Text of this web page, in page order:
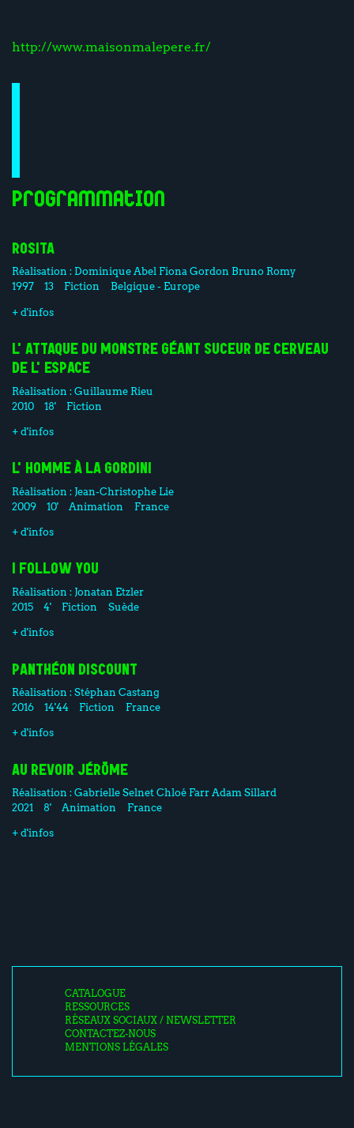
http://www.maisonmalepere.fr/
Programmation
ROSITA
Réalisation : Dominique Abel Fiona Gordon Bruno Romy
1997
13 Fiction Belgique - Europe
+ d'infos
L'ATTAQUE DU MONSTRE GÉANT SUCEUR DE CERVEAU
DE L'ESPACE
Réalisation :Guillaume Rieu
2010
18' Fiction
+ d'infos
L'HOMME À LA GORDINI
Réalisation : Jean-Christophe Lie
2009
10' Animation France
+ d'infos
I FOLLOW YOU
Réalisation : Jonatan Etzler
2015
4' Fiction Suède
+ d'infos
PANTHÉON DISCOUNT
Réalisation :Stéphan Castang
2016
14'44 Fiction France
+ d'infos
AU REVOIR JÉRÔME
Réalisation :Gabrielle SelnetChloé FarrAdam Sillard
2021
8' Animation France
+ d'infos
CATALOGUE
RESSOURCES
RÉSEAUX SOCIAUX / NEWSLETTER
CONTACTEZ-NOUS
MENTIONS LÉGALES